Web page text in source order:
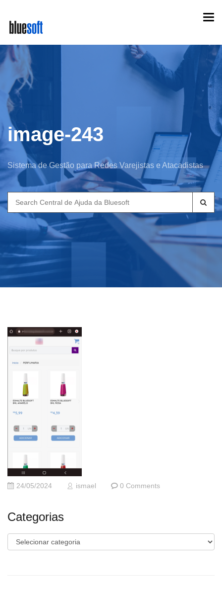
main
content
image-243
Sistema de Gestão para Redes Varejistas e Atacadistas
Search
for:
24/05/2024 ismael 0 Comments
Categorias
Categorias